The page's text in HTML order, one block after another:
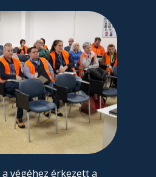
végéhez érkezett a